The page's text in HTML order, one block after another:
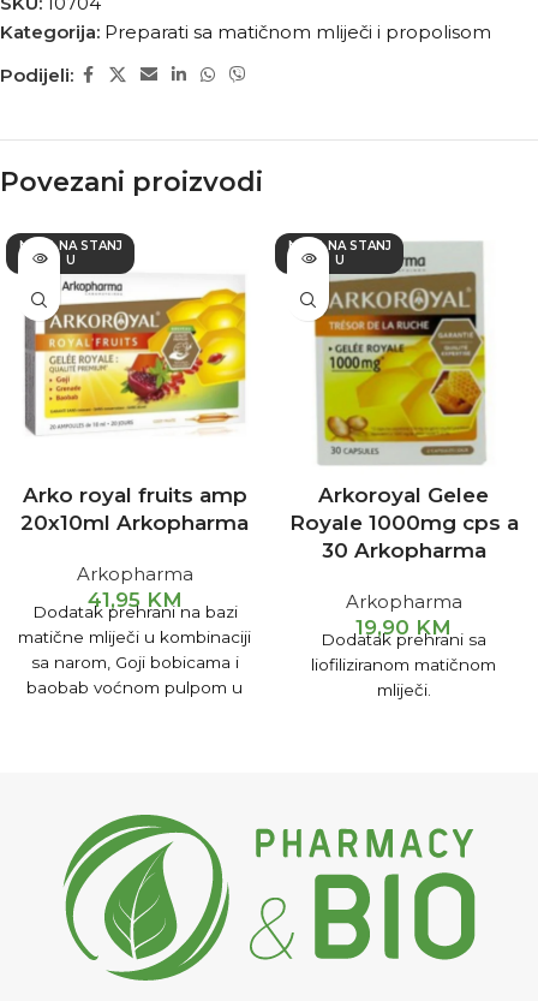
Kategorija: Preparati sa matičnom mliječi i propolisom
Podijeli:
Povezani proizvodi
NEMA NA STANJ
U
Arko royal fruits amp
20x10ml Arkopharma
Arkopharma
41,95 KM
Dodatak prehrani na bazi
matične mliječi u kombinaciji
sa narom, Goji bobicama i
baobab voćnom pulpom u
NEMA NA STANJ
U
Arkoroyal Gelee
Royale 1000mg cps a
30 Arkopharma
Arkopharma
19,90 KM
Dodatak prehrani sa
liofiliziranom matičnom
mliječi.